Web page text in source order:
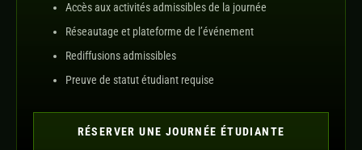
Accès aux activités admissibles de la journée
Réseautage et plateforme de l’événement
Rediffusions admissibles
Preuve de statut étudiant requise
RÉSERVER UNE JOURNÉE ÉTUDIANTE